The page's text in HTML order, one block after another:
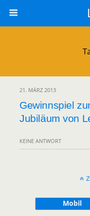
21. MÄRZ 2013
Gewinnspiel
Jubiläum von
KEINE ANTWORT
Mobil